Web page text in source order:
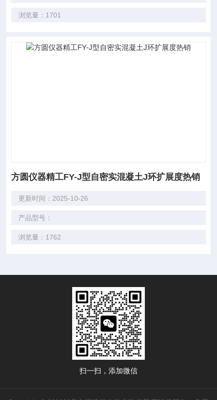
浏览量：1701
方圆仪器精工FY-J型自密实混凝土J环扩展度热销
更新时间：2025-10-26
产品型号：
浏览量：1762
扫一扫，添加微信